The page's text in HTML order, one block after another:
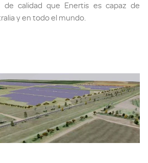
de calidad que Enertis es capaz de
y en todo el mundo.